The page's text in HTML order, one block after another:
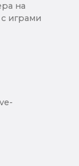
на
играми